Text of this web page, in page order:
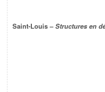
Saint-Louis –Structures en